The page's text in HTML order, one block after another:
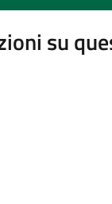
su